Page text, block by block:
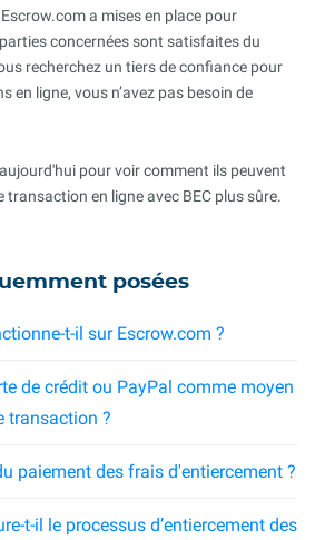
a mises en place pour
concernées sont satisfaites du
recherchez un tiers de confiance pour
en ligne, vous n’avez pas besoin de
pour voir comment ils peuvent
en ligne avec BEC plus sûre.
posées
t-il sur Escrow.com ?
de crédit ou PayPal comme moyen
transaction ?
paiement des frais d'entiercement ?
t-il le processus d’entiercement des